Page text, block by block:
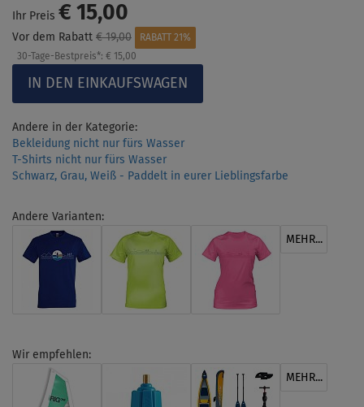
Ihr Preis € 15,00
Vor dem Rabatt € 19,00
RABATT 21%
30-Tage-Bestpreis*: € 15,00
Andere in der Kategorie:
Bekleidung nicht nur fürs Wasser
T-Shirts nicht nur fürs Wasser
Schwarz, Grau, Weiß - Paddelt in eurer Lieblingsfarbe
Andere Varianten:
MEHR...
Wir empfehlen:
MEHR...